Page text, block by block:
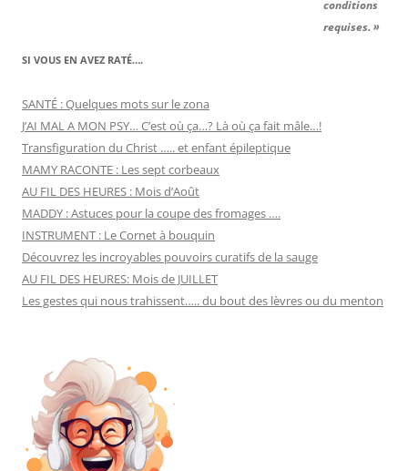
conditions
requises. »
SI VOUS EN AVEZ RATÉ….
SANTÉ : Quelques mots sur le zona
J’AI MAL A MON PSY… C’est où ça…? Là où ça fait mâle…!
Transfiguration du Christ ….. et enfant épileptique
MAMY RACONTE : Les sept corbeaux
AU FIL DES HEURES : Mois d’Août
MADDY : Astuces pour la coupe des fromages ….
INSTRUMENT : Le Cornet à bouquin
Découvrez les incroyables pouvoirs curatifs de la sauge
AU FIL DES HEURES: Mois de JUILLET
Les gestes qui nous trahissent….. du bout des lèvres ou du menton